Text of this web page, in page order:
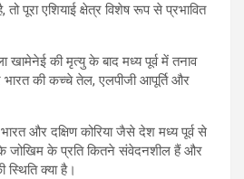
पूरा एशियाई क्षेत्र विशेष रूप से प्रभावित
खामेनेई की मृत्यु के बाद मध्य पूर्व में तनाव
की कच्चे तेल, एलपीजी आपूर्ति और
और दक्षिण कोरिया जैसे देश मध्य पूर्व से
के जोखिम के प्रति कितने संवेदनशील हैं और
क्या है।